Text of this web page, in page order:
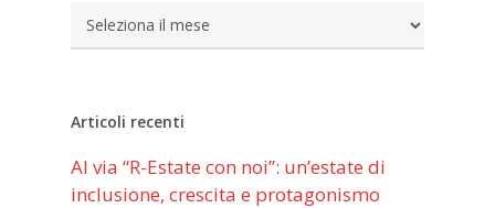
Archivi
Articoli recenti
Al via “R-Estate con noi”: un’estate di
inclusione, crescita e protagonismo